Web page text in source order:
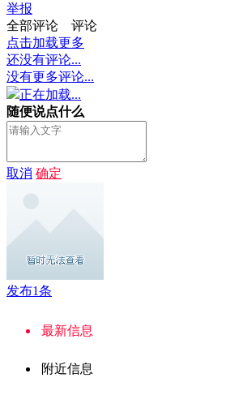
举报
全部评论
评论
点击加载更多
还没有评论...
没有更多评论...
正在加载...
随便说点什么
取消 确定
发布1条
最新信息
附近信息